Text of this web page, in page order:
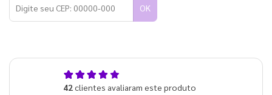
OK
42clientes avaliaram este produto